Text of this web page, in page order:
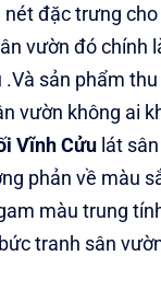
đặc trưng
vườn đó chính
.Và sản phẩm
vườn không ai
Vĩnh Cửu lát
phản về màu
màu trung
tranh sân